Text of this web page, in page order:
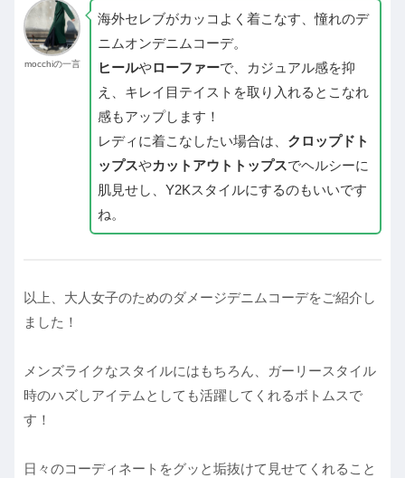
mocchiの一言
海外セレブがカッコよく着こなす、憧れのデ
ニムオンデニムコーデ。
ヒールやローファーで、カジュアル感を抑
え、キレイ目テイストを取り入れるとこなれ
感もアップします！
レディに着こなしたい場合は、 クロップドト
ップスやカットアウトトップスでヘルシーに
肌見せし、Y2Kスタイルにするのもいいです
ね。
以上、大人女子のためのダメージデニムコーデをご紹介し
ました！
メンズライクなスタイルにはもちろん、ガーリースタイル
時のハズしアイテムとしても活躍してくれるボトムスで
す！
日々のコーディネートをグッと垢抜けて見せてくれること